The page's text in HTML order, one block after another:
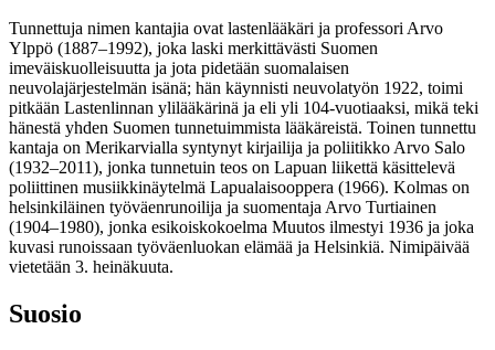
Tunnettuja nimen kantajia ovat lastenlääkäri ja professori Arvo
Ylppö (1887–1992), joka laski merkittävästi Suomen
imeväiskuolleisuutta ja jota pidetään suomalaisen
neuvolajärjestelmän isänä; hän käynnisti neuvolatyön 1922, toimi
pitkään Lastenlinnan ylilääkärinä ja eli yli 104-vuotiaaksi, mikä teki
hänestä yhden Suomen tunnetuimmista lääkäreistä. Toinen tunnettu
kantaja on Merikarvialla syntynyt kirjailija ja poliitikko Arvo Salo
(1932–2011), jonka tunnetuin teos on Lapuan liikettä käsittelevä
poliittinen musiikkinäytelmä Lapualaisooppera (1966). Kolmas on
helsinkiläinen työväenrunoilija ja suomentaja Arvo Turtiainen
(1904–1980), jonka esikoiskokoelma Muutos ilmestyi 1936 ja joka
kuvasi runoissaan työväenluokan elämää ja Helsinkiä. Nimipäivää
vietetään 3. heinäkuuta.
Suosio